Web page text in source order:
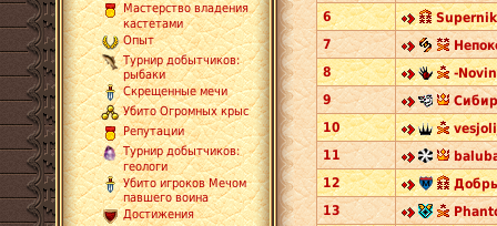
Мастерство владения
кастетами
Опыт
Турнир добытчиков:
рыбаки
Скрещенные мечи
Убито Огромных крыс
Репутации
Турнир добытчиков:
геологи
Убито игроков Мечом
павшего воина
Достижения
6
7
8
-
9
10
11
12
13